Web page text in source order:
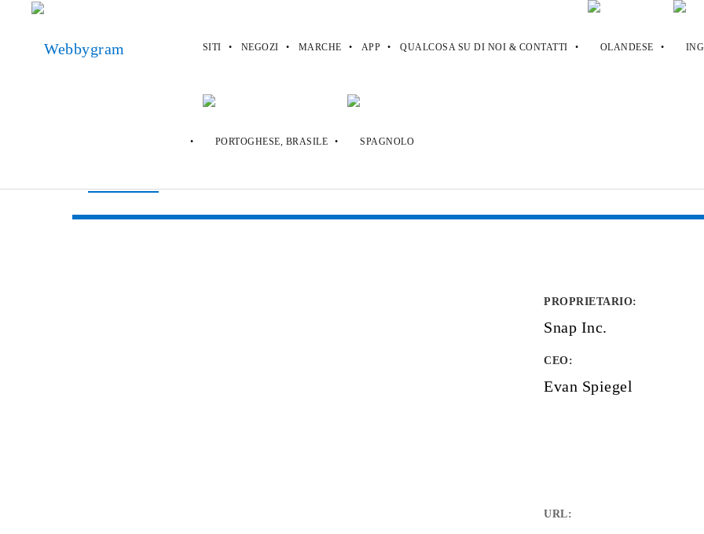
SITI NEGOZI MARCHE APP QUALCOSA SU DI NOI & CONTATTI
Snapchat
PROPRIETARIO:
Snap Inc.
CEO:
Evan Spiegel
URL: